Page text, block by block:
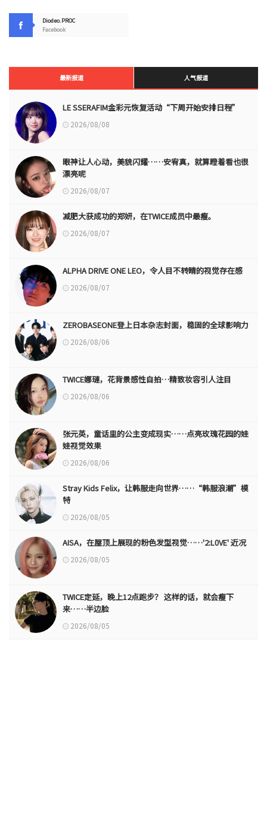
Diodeo.PROC
Facebook
最新报道 人气报道
LE SSERAFIM金彩元恢复活动“下周开始安排日程”
2026/08/08
眼神让人心动，美貌闪耀……安宥真，就算瞪着看也很
漂亮呢
2026/08/07
减肥大获成功的郑妍，在TWICE成员中最瘦。
2026/08/07
ALPHA DRIVE ONE LEO，令人目不转睛的视觉存在感
2026/08/07
ZEROBASEONE登上日本杂志封面，稳固的全球影响力
2026/08/06
TWICE娜璉，花背景感性自拍…精致妆容引人注目
2026/08/06
张元英，童话里的公主变成现实……点亮玫瑰花园的娃
娃视觉效果
2026/08/06
Stray Kids Felix，让韩服走向世界……“韩服浪潮”模
特
2026/08/05
AISA，在屋顶上展现的粉色发型视觉……'2:L0VE' 近况
2026/08/05
TWICE定延，晚上12点跑步？ 这样的话，就会瘦下
来……半边脸
2026/08/05